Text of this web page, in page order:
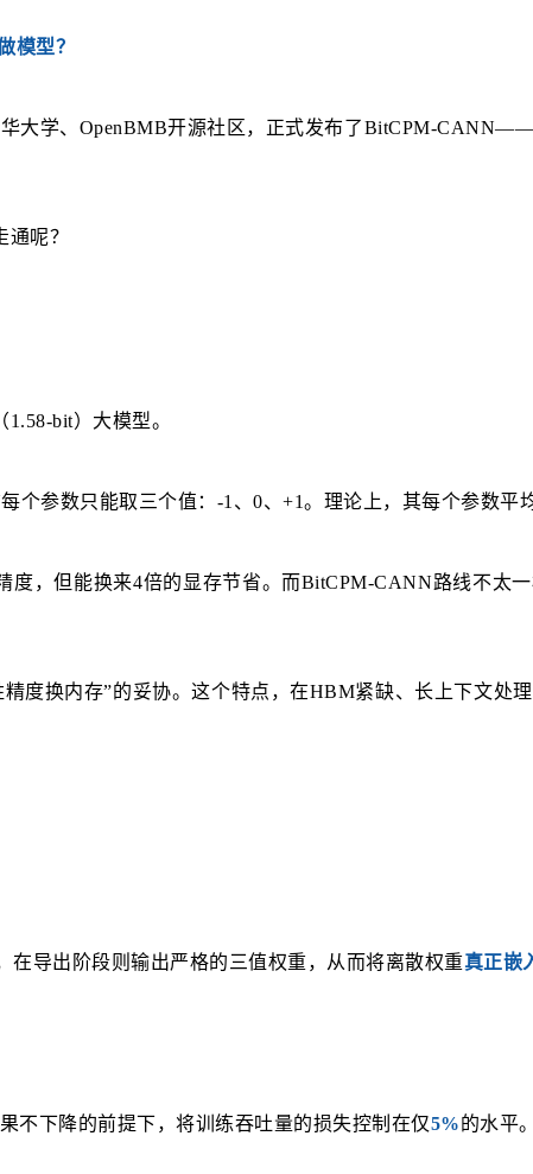
模型？
大学、OpenBMB开源社区，正式发布了BitCPM-CANN——
呢？
bit）大模型。
个参数只能取三个值：-1、0、+1。理论上，其每个参数平
，但能换来4倍的显存节省。而BitCPM-CANN路线不太
度换内存”的妥协。这个特点，在HBM紧缺、长上下文处
导出阶段则输出严格的三值权重，从而将离散权重真正嵌
不下降的前提下，将训练吞吐量的损失控制在仅5%的水平。